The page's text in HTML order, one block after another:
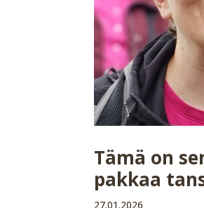
Tämä on
pakkaa
27.01.2026